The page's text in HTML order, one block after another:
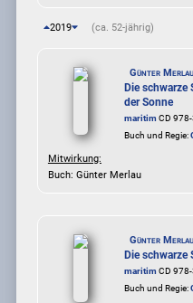
2019 (ca. 52-jährig)
Günter Merlau
Die
der Sonne
maritim CD
Buch und Regie:
Mitwirkung:
Buch: Günter Merlau
Günter Merlau
Die schwarze
maritim CD
Buch und Regie: